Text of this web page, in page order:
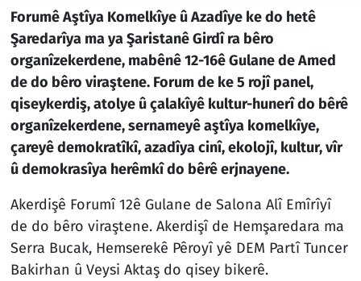
Forumê Aştîya Komelkîye û Azadîye ke do hetê
Şaredarîya ma ya Şaristanê Girdî ra bêro
organîzekerdene, mabênê 12-16ê Gulane de Amed
de do bêro viraştene. Forum de ke 5 rojî panel,
qiseykerdiş, atolye û çalakîyê kultur-hunerî do bêrê
organîzekerdene, sernameyê aştîya komelkîye,
çareyê demokratîkî, azadîya cinî, ekolojî, kultur, vîr
û demokrasîya herêmkî do bêrê erjnayene.
Akerdişê Forumî 12ê Gulane de Salona Alî Emîrîyî
de do bêro viraştene. Akerdişî de Hemşaredara ma
Serra Bucak, Hemserekê Pêroyî yê DEM Partî Tuncer
Bakirhan û Veysi Aktaş do qisey bikerê.